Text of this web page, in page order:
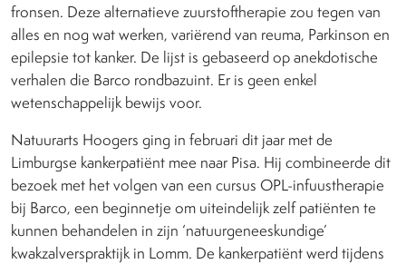
fronsen. Deze alternatieve zuurstoftherapie zou tegen van
alles en nog wat werken, variërend van reuma, Parkinson en
epilepsie tot kanker. De lijst is gebaseerd op anekdotische
verhalen die Barco rondbazuint. Er is geen enkel
wetenschappelijk bewijs voor.
Natuurarts Hoogers ging in februari dit jaar met de
Limburgse kankerpatiënt mee naar Pisa. Hij combineerde dit
bezoek met het volgen van een cursus OPL-infuustherapie
bij Barco, een beginnetje om uiteindelijk zelf patiënten te
kunnen behandelen in zijn ‘natuurgeneeskundige’
kwakzalverspraktijk in Lomm. De kankerpatiënt werd tijdens